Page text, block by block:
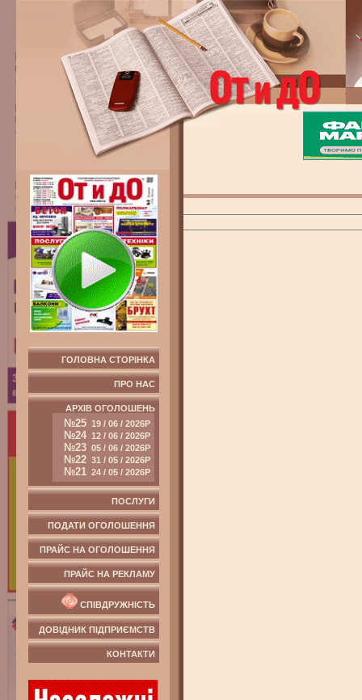
ГОЛОВНА СТОРІНКА
ПРО НАС
АРХІВ ОГОЛОШЕНЬ
№25 19 / 06 / 2026Р
№24 12 / 06 / 2026Р
№23 05 / 06 / 2026Р
№22 31 / 05 / 2026Р
№21 24 / 05 / 2026Р
ПОСЛУГИ
ПОДАТИ ОГОЛОШЕННЯ
ПРАЙС НА ОГОЛОШЕННЯ
ПРАЙС НА РЕКЛАМУ
СПІВДРУЖНІСТЬ
ДОВІДНИК ПІДПРИЄМСТВ
КОНТАКТИ